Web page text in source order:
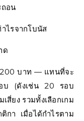
ถอน
ไรจากโบนัส
ด
บาท — แทนที่จะ
อบ (ดังเช่น 20 รอบ
สี่ยง รวมทั้งเลือกเกม
กา เมื่อได้กำไรตาม